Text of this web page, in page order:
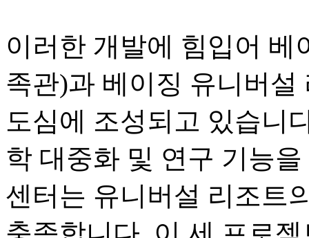
이러한 개발에 힘입어 베
족관)과 베이징 유니버
도심에 조성되고 있습니
학 대중화 및 연구 기능
센터는 유니버설 리조트